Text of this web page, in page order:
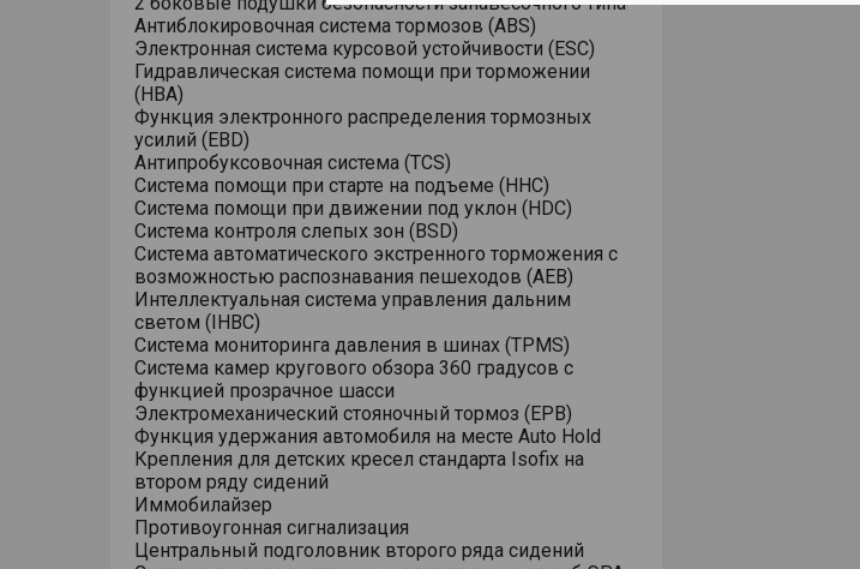
Антиблокировочная система тормозов (ABS)
Электронная система курсовой устойчивости (ESC)
Гидравлическая система помощи при торможении
(HBA)
Функция электронного распределения тормозных
усилий (EBD)
Антипробуксовочная система (TCS)
Система помощи при старте на подъеме (HHC)
Система помощи при движении под уклон (HDC)
Система контроля слепых зон (BSD)
Система автоматического экстренного торможения с
возможностью распознавания пешеходов (AEB)
Интеллектуальная система управления дальним
светом (IHBC)
Система мониторинга давления в шинах (TPMS)
Система камер кругового обзора 360 градусов с
функцией прозрачное шасси
Электромеханический стояночный тормоз (EPB)
Функция удержания автомобиля на месте Auto Hold
Крепления для детских кресел стандарта Isofix на
втором ряду сидений
Иммобилайзер
Противоугонная сигнализация
Центральный подголовник второго ряда сидений